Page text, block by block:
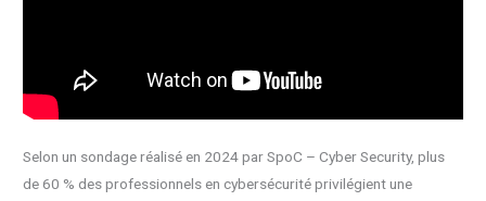
Selon un sondage réalisé en 2024 par SpoC – Cyber Security, plus
de 60 % des professionnels en cybersécurité privilégient une